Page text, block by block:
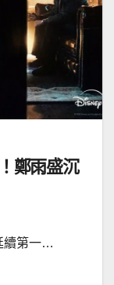
鄭雨盛沉
續第一…